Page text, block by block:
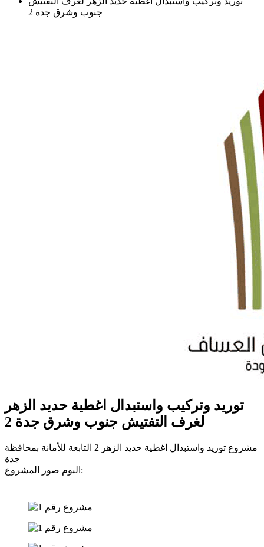
جنوب وشرق جدة 2
توريد وتركيب واستبدال اغطية حديد الزهر
لغرف التفتيش جنوب وشرق جدة 2
مشروع توريد واستبدال اغطية حديد الزهر 2 التابعة للأمانة بمحافظة
جدة
البوم صور المشروع: